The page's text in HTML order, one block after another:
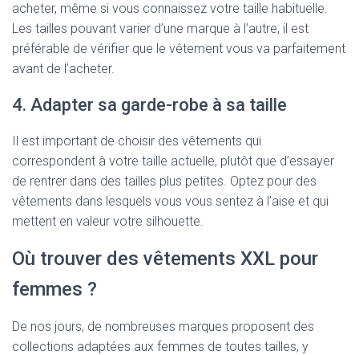
acheter, même si vous connaissez votre taille habituelle.
Les tailles pouvant varier d’une marque à l’autre, il est
préférable de vérifier que le vêtement vous va parfaitement
avant de l’acheter.
4. Adapter sa garde-robe à sa taille
Il est important de choisir des vêtements qui
correspondent à votre taille actuelle, plutôt que d’essayer
de rentrer dans des tailles plus petites. Optez pour des
vêtements dans lesquels vous vous sentez à l’aise et qui
mettent en valeur votre silhouette.
Où trouver des vêtements XXL pour
femmes ?
De nos jours, de nombreuses marques proposent des
collections adaptées aux femmes de toutes tailles, y